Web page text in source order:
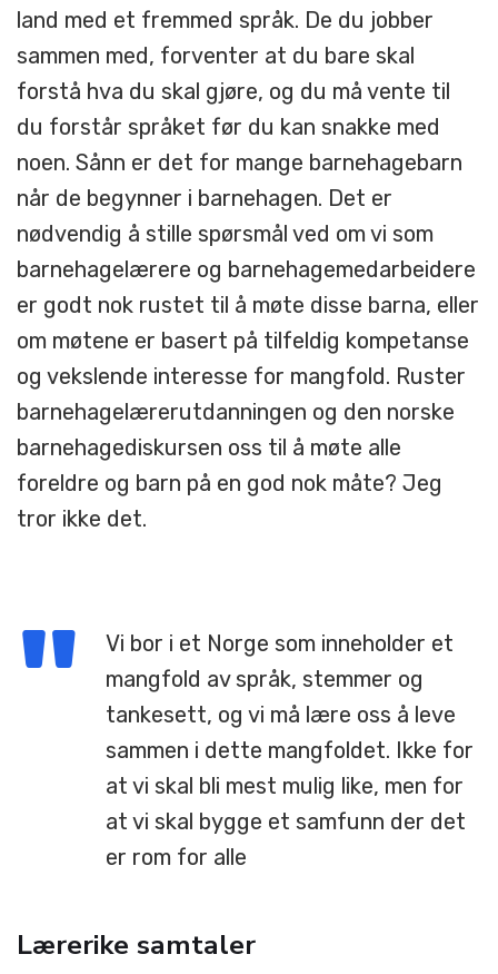
land med et fremmed språk. De du jobber
sammen med, forventer at du bare skal
forstå hva du skal gjøre, og du må vente til
du forstår språket før du kan snakke med
noen. Sånn er det for mange barnehagebarn
når de begynner i barnehagen. Det er
nødvendig å stille spørsmål ved om vi som
barnehagelærere og barnehagemedarbeidere
er godt nok rustet til å møte disse barna, eller
om møtene er basert på tilfeldig kompetanse
og vekslende interesse for mangfold. Ruster
barnehagelærerutdanningen og den norske
barnehagediskursen oss til å møte alle
foreldre og barn på en god nok måte? Jeg
tror ikke det.
Vi bor i et Norge som inneholder et
mangfold av språk, stemmer og
tankesett, og vi må lære oss å leve
sammen i dette mangfoldet. Ikke for
at vi skal bli mest mulig like, men for
at vi skal bygge et samfunn der det
er rom for alle
Lærerike samtaler